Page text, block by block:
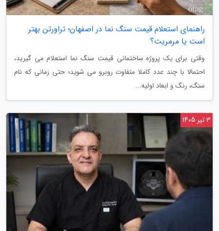
راهنمای استعلام قیمت سنگ نما در اصفهان؛ تراورتن بهتر
است یا مرمریت؟
وقتی برای یک پروژه ساختمانی قیمت سنگ نما استعلام می گیرید،
احتمالا با چند عدد کاملا متفاوت روبرو می شوید؛ حتی زمانی که نام
سنگ، رنگ و ابعاد اولیه...
3 تیر 1405